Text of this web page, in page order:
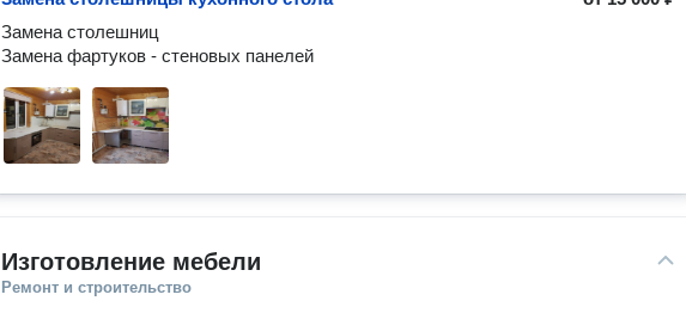
Замена столешниц
Изготовление мебели
Ремонт и строительство